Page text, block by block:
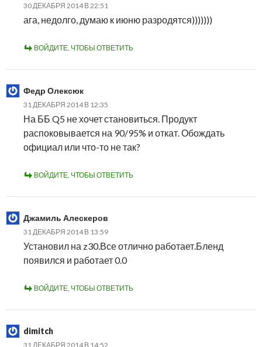
30 ДЕКАБРЯ 2014 В 22:51
ага, недолго, думаю к июню разродятся)))))))
ВОЙДИТЕ, ЧТОБЫ ОТВЕТИТЬ
Федр Олексюк
31 ДЕКАБРЯ 2014 В 12:35
На ББ Q5 не хочет становиться. Продукт
распоковывается на 90/95% и откат. Обождать
официал или что-то не так?
ВОЙДИТЕ, ЧТОБЫ ОТВЕТИТЬ
Джамиль Алескеров
31 ДЕКАБРЯ 2014 В 13:59
Установил на z30.Все отлично работает.Бленд
появился и работает 0.0
ВОЙДИТЕ, ЧТОБЫ ОТВЕТИТЬ
dimitch
31 ДЕКАБРЯ 2014 В 14:52